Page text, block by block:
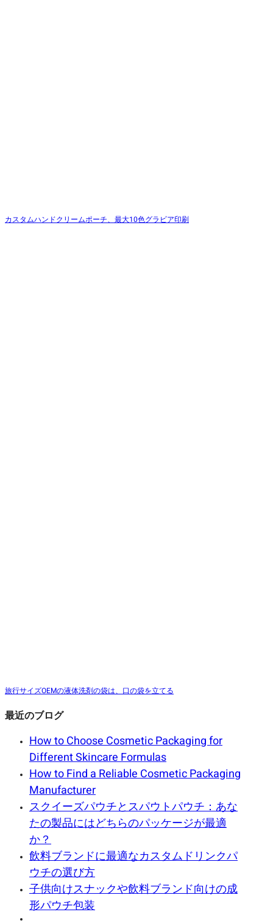
カスタムハンドクリームポーチ、最大10色グラビア印刷
旅行サイズOEMの液体洗剤の袋は、口の袋を立てる
最近のブログ
How to Choose Cosmetic Packaging for
Different Skincare Formulas
How to Find a Reliable Cosmetic Packaging
Manufacturer
スクイーズパウチとスパウトパウチ：あな
たの製品にはどちらのパッケージが最適
か？
飲料ブランドに最適なカスタムドリンクパ
ウチの選び方
子供向けスナックや飲料ブランド向けの成
形パウチ包装